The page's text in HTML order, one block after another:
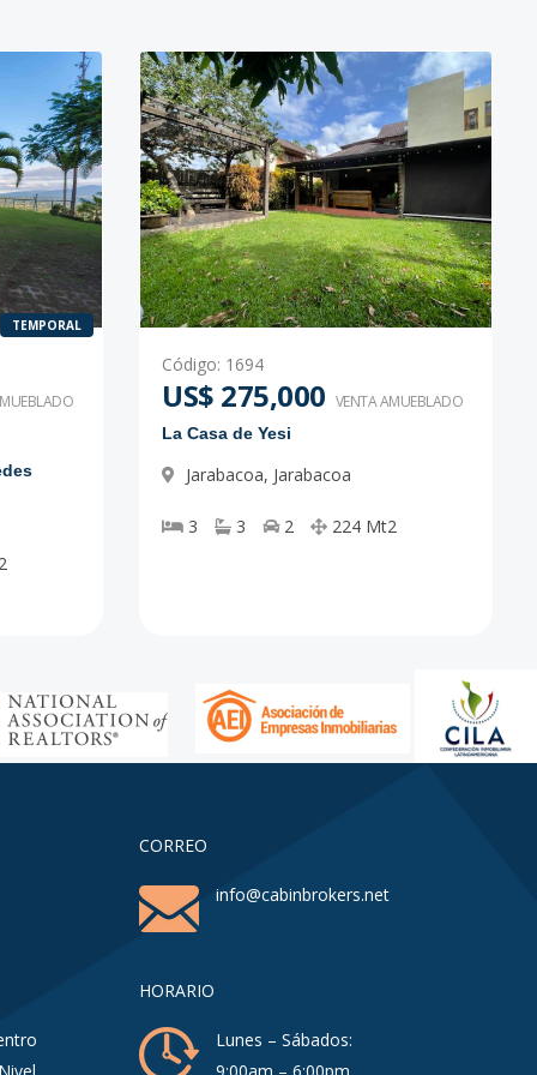
TEMPORAL
Código: 1694
US$ 275,000 VENTA AMUEBLADO
La Casa de Yesi
Jarabacoa, Jarabacoa
3 3 2 224 Mt2
CORREO
info@cabinbrokers.net
HORARIO
Lunes – Sábados: